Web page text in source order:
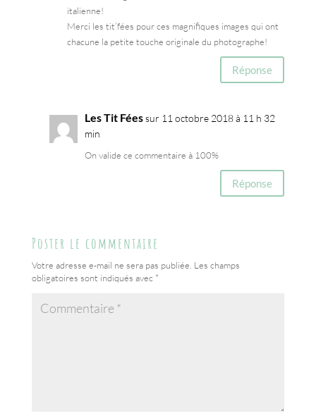
italienne!
Merci les tit’fées pour ces magnifiques images qui ont
chacune la petite touche originale du photographe!
Réponse
Les Tit Féessur 11 octobre 2018 à 11 h 32
min
On valide ce commentaire à 100%
Réponse
Poster le commentaire
Votre adresse e-mail ne sera pas publiée. Les champs
obligatoires sont indiqués avec *